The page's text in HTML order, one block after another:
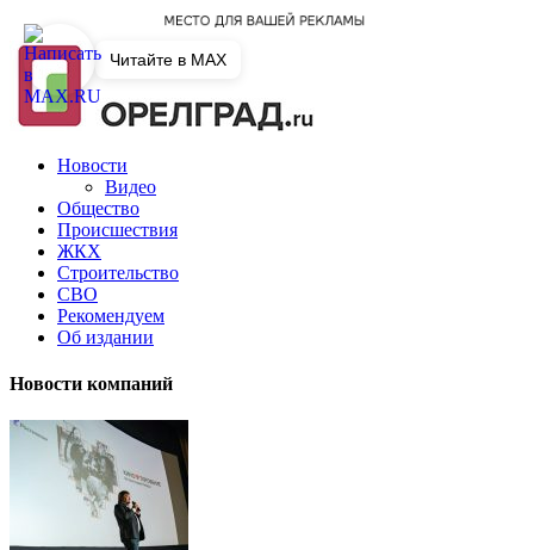
Новости
Видео
Общество
Происшествия
ЖКХ
Строительство
СВО
Рекомендуем
Об издании
Новости компаний
Читайте в MAX